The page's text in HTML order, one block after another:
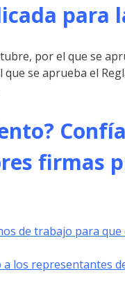
para
por el que se
se aprueba el
firmas
de trabajo para
los representantes